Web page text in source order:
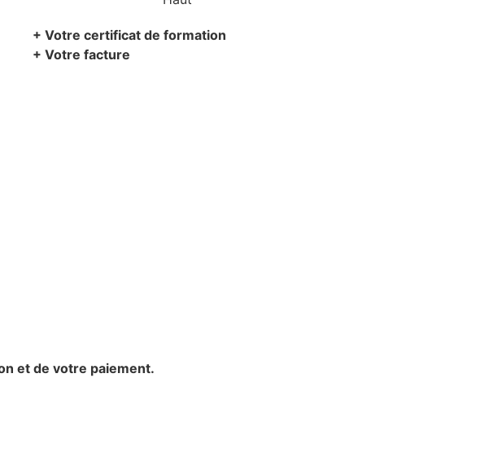
+ Votre certificat de formation
+ Votre facture
et de votre paiement.